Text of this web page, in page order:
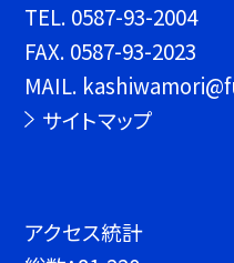
TEL. 0587-93-2004
FAX. 0587-93-2023
MAIL.
サイトマップ
アクセス統計